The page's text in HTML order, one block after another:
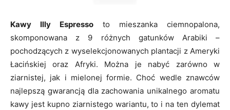
Kawy Illy Espresso to mieszanka ciemnopalona,
skomponowana z 9 różnych gatunków Arabiki –
pochodzących z wyselekcjonowanych plantacji z Ameryki
Łacińskiej oraz Afryki. Można je nabyć zarówno w
ziarnistej, jak i mielonej formie. Choć wedle znawców
najlepszą gwarancją dla zachowania unikalnego aromatu
kawy jest kupno ziarnistego wariantu, to i na ten dylemat